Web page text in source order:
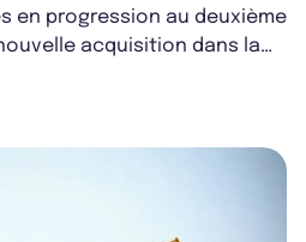
en progression au deuxième
acquisition dans la
hausse de...